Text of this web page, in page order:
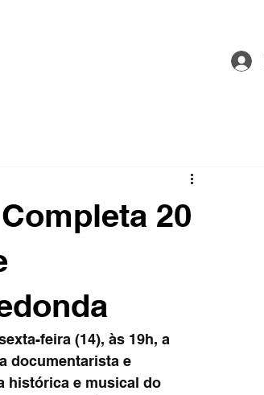
20
documentarista e
histórica e musical do